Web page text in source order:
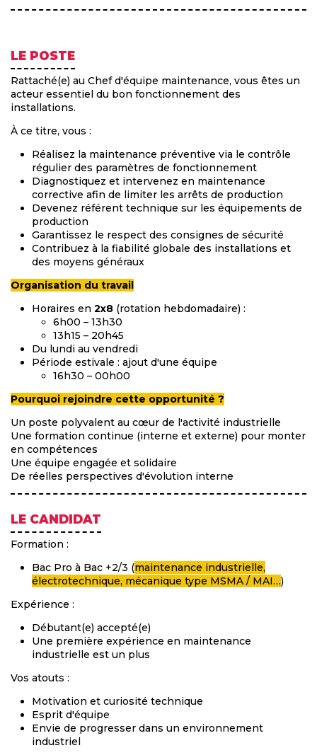
LE POSTE
Rattaché(e) au Chef d'équipe maintenance, vous êtes un
acteur essentiel du bon fonctionnement des
installations.
À ce titre, vous :
Réalisez la maintenance préventive via le contrôle
régulier des paramètres de fonctionnement
Diagnostiquez et intervenez en maintenance
corrective afin de limiter les arrêts de production
Devenez référent technique sur les équipements de
production
Garantissez le respect des consignes de sécurité
Contribuez à la fiabilité globale des installations et
des moyens généraux
Organisation du travail
Horaires en 2x8 (rotation hebdomadaire) :
6h00 – 13h30
13h15 – 20h45
Du lundi au vendredi
Période estivale : ajout d'une équipe
16h30 – 00h00
Pourquoi rejoindre cette opportunité ?
Un poste polyvalent au cœur de l'activité industrielle
Une formation continue (interne et externe) pour monter
en compétences
Une équipe engagée et solidaire
De réelles perspectives d'évolution interne
LE CANDIDAT
Formation :
Bac Pro à Bac +2/3 (maintenance industrielle,
électrotechnique, mécanique type MSMA / MAI…)
Expérience :
Débutant(e) accepté(e)
Une première expérience en maintenance
industrielle est un plus
Vos atouts :
Motivation et curiosité technique
Esprit d'équipe
Envie de progresser dans un environnement
industriel